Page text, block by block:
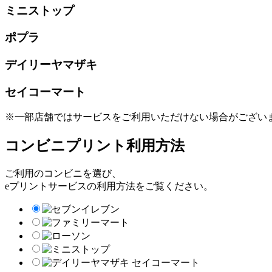
ミニストップ
ポプラ
デイリーヤマザキ
セイコーマート
※一部店舗ではサービスをご利用いただけない場合がござい
コンビニプリント利用方法
ご利用のコンビニを選び、
eプリントサービスの利用方法をご覧ください。